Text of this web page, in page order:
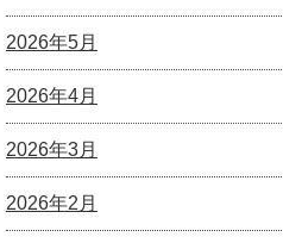
2026年5月
2026年4月
2026年3月
2026年2月